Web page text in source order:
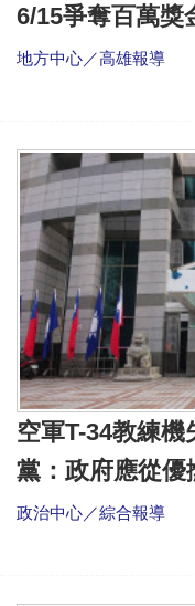
6/15爭奪百萬獎
地方中心／高雄報導
空軍T-34教練
黨：政府應從優
政治中心／綜合報導